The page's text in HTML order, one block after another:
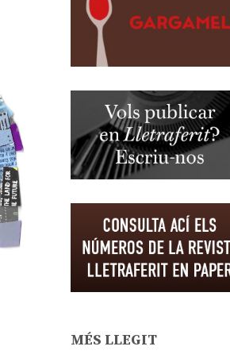
MÉS LLEGIT